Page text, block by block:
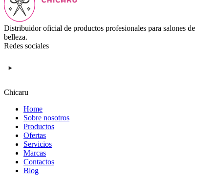
Distribuidor oficial de productos profesionales para salones de
belleza.
Redes sociales
Chicaru
Home
Sobre nosotros
Productos
Ofertas
Servicios
Marcas
Contactos
Blog